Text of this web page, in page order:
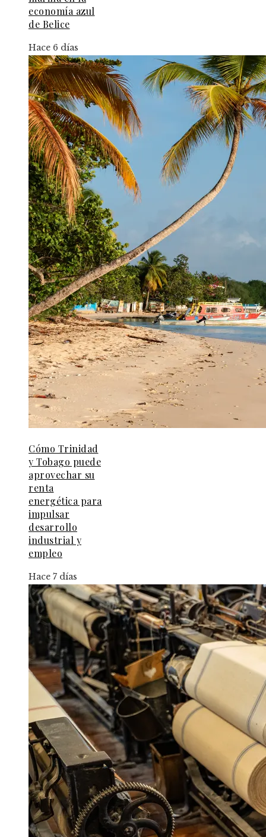
economía azul
de Belice
Hace 6 días
Cómo Trinidad
y Tobago puede
aprovechar su
renta
energética para
impulsar
desarrollo
industrial y
empleo
Hace 7 días